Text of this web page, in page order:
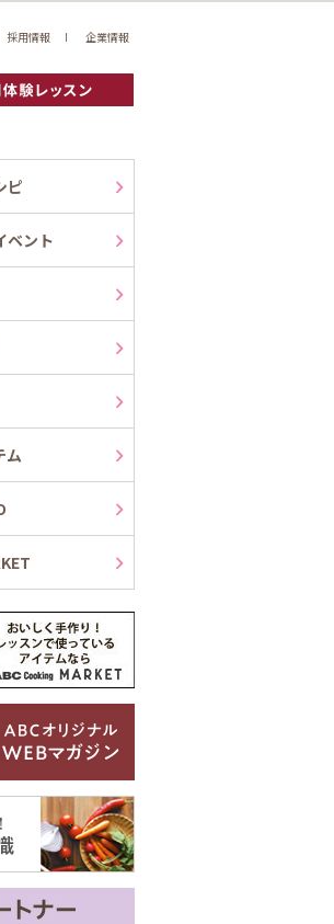
採用情報 企業情報
ピ
ベント
ム